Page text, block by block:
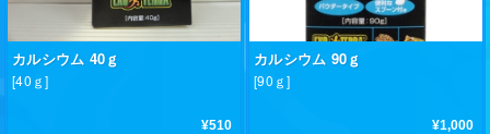
カルシウム 40ｇ
[40ｇ]
¥510
カルシウム 90ｇ
[90ｇ]
¥1,000